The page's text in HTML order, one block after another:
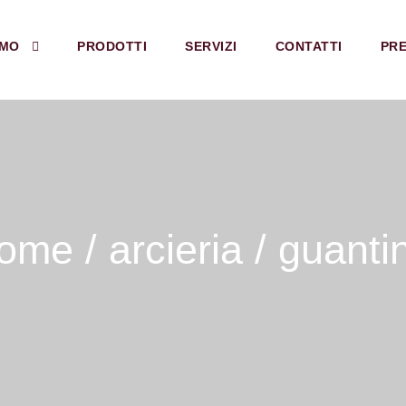
PRODOTTI SERVIZI CONTATTI
/ arcieria/